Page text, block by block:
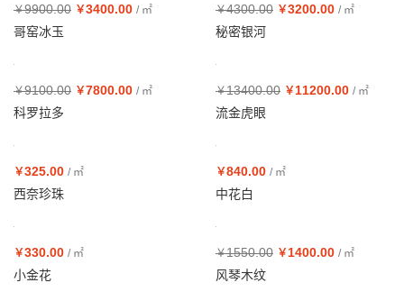
￥9900.00 ￥3400.00 / ㎡
哥窑冰玉
￥4300.00 ￥3200.00 / ㎡
秘密银河
￥9100.00 ￥7800.00 / ㎡
科罗拉多
￥13400.00 ￥ 11200.00 / ㎡
流金虎眼
￥325.00 / ㎡
西奈珍珠
￥840.00 / ㎡
中花白
￥330.00 / ㎡
小金花
￥1550.00 ￥ 1400.00 / ㎡
风琴木纹